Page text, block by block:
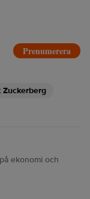
Prenumerera
Zuckerberg
ekonomi och